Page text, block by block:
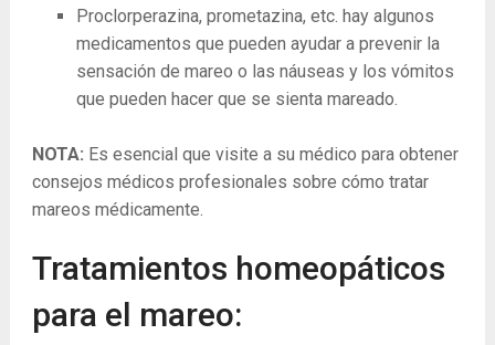
Proclorperazina, prometazina, etc. hay algunos
medicamentos que pueden ayudar a prevenir la
sensación de mareo o las náuseas y los vómitos
que pueden hacer que se sienta mareado.
NOTA: Es esencial que visite a su médico para obtener
consejos médicos profesionales sobre cómo tratar
mareos médicamente.
Tratamientos homeopáticos
para el mareo: